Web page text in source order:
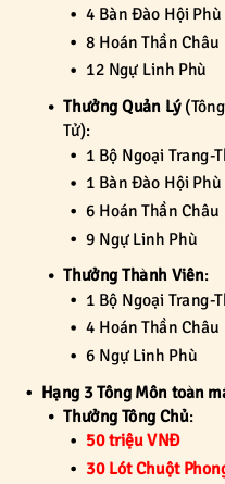
4 Bàn Đào Hội Phù
8 Hoán Thần Châu
12 Ngự Linh Phù
Thưởng Quản Lý
Tử):
1 Bộ Ngoại Trang-
1 Bàn Đào Hội Phù
6 Hoán Thần Châu
9 Ngự Linh Phù
Thưởng Thành Viên:
1 Bộ Ngoại Trang-
4 Hoán Thần Châu
6 Ngự Linh Phù
Hạng 3 Tông Môn toàn
Thưởng Tông Chủ:
50 triệu VNĐ
30 Lót Chuột